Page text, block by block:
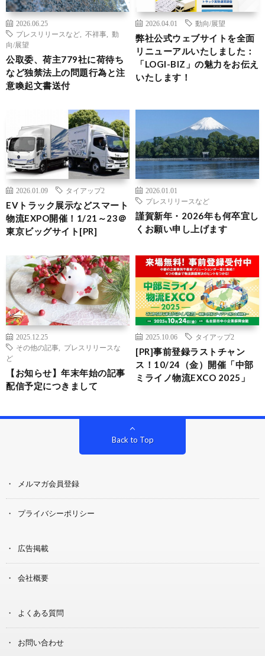
2026.06.25
プレスリリースなど
不祥事
動
向/展望
公取委、荷主779社に荷待ち
など独禁法上の問題行為と注
意喚起文書送付
2026.04.01 動向/展望
弊社公式ウェブサイトを全面
リニューアルいたしました：
「LOGI-BIZ」の魅力をお伝え
いたします！
2026.01.09 タイアップ2
EVトラック展示などスマート
物流EXPO開催！1/21～23＠
東京ビッグサイト[PR]
2026.01.01
プレスリリースなど
謹賀新年・2026年も何卒宜し
くお願い申し上げます
2025.12.25
その他の記事
プレスリリースな
ど
【お知らせ】年末年始の記事
配信予定につきまして
2025.10.06 タイアップ2
[PR]事前登録ラストチャン
ス！10/24（金）開催「中部
ミライノ物流EXCO 2025」
Back to Top
メルマガ会員登録
プライバシーポリシー
広告掲載
会社概要
よくある質問
お問い合わせ